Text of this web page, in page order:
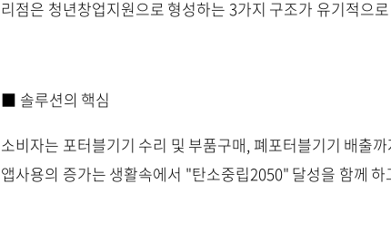
리점은 청년창업지원으로 형성하는 3가지 구조가 유기적으
■ 솔루션의 핵심
소비자는 포터블기기 수리 및 부품구매, 폐포터블기기 배출
앱사용의 증가는 생활속에서 "탄소중립2050" 달성을 함께